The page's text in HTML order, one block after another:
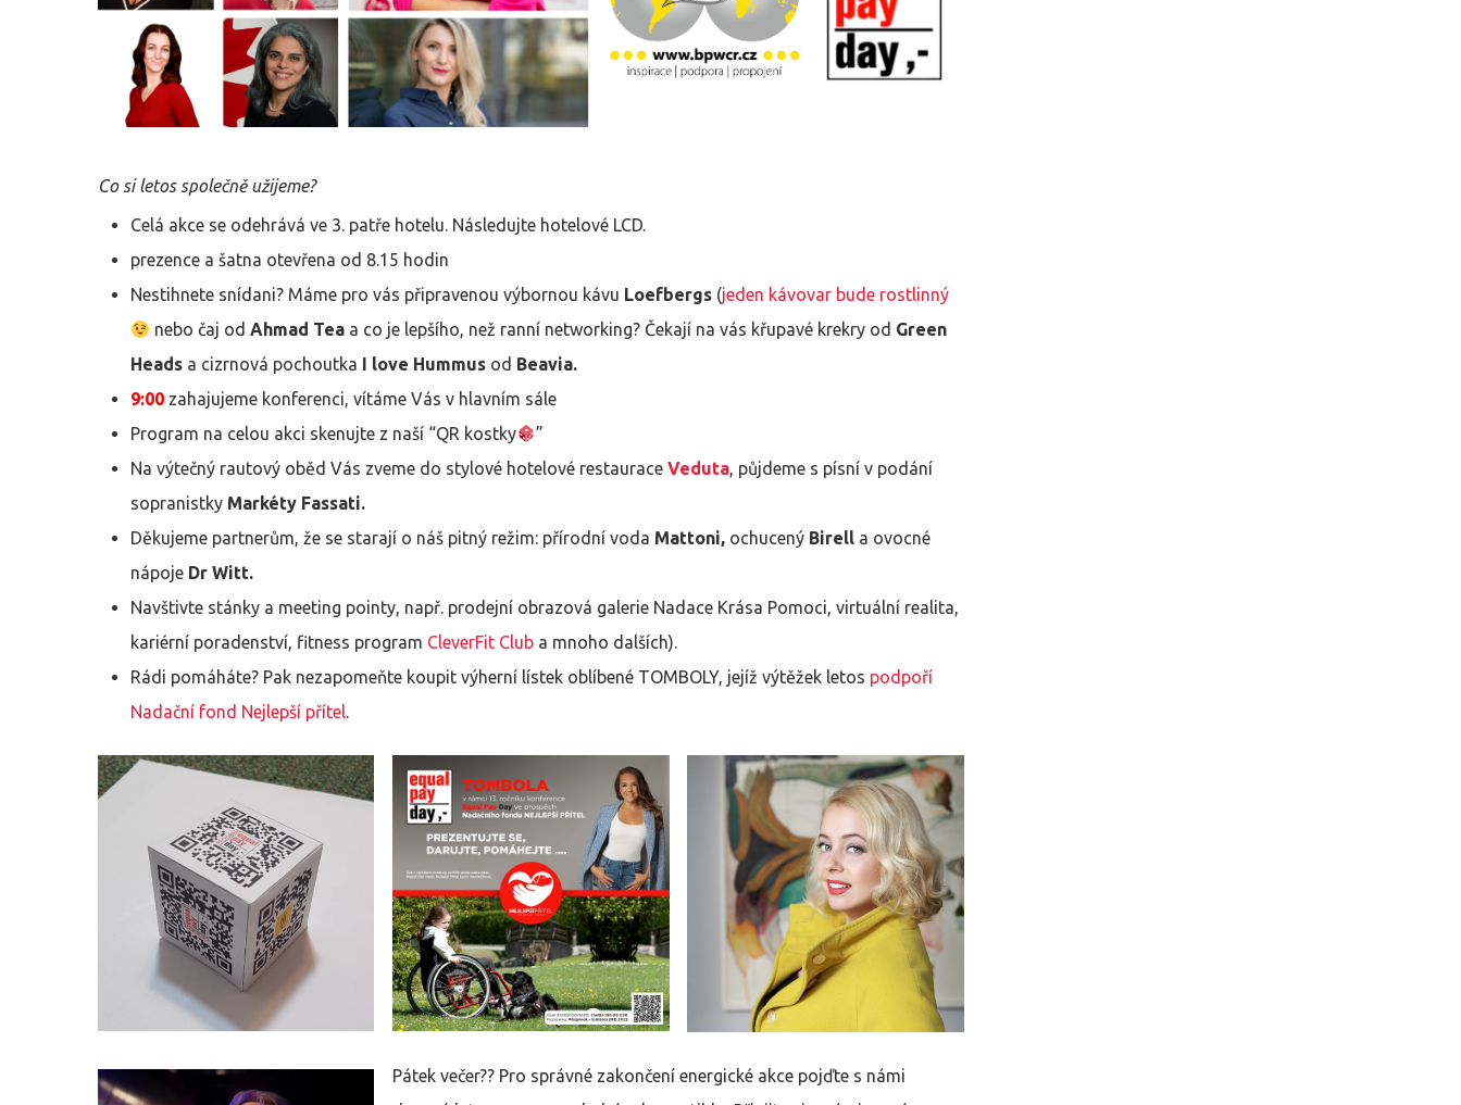
Co si letos společně užijeme?
Celá akce se odehrává ve 3. patře hotelu. Následujte hotelové LCD.
prezence a šatna otevřena od 8.15 hodin
Nestihnete snídani? Máme pro vás připravenou výbornou kávu Loefbergs (jeden kávovar bude rostlinný
nebo čaj odAhmad Tea a co je lepšího, než ranní networking? Čekají na vás křupavé krekry od Green
Heads a cizrnová pochoutka I love Hummus od Beavia.
9:00 zahajujeme konferenci, vítáme Vás v hlavním sále
Program na celou akci skenujte z naší “QR kostky
”
Na výtečný rautový oběd Vás zveme do stylové hotelové restaurace Veduta, půjdeme s písní v podání
sopranistky Markéty Fassati.
Děkujeme partnerům, že se starají o náš pitný režim: přírodní voda Mattoni, ochucený Birell a ovocné
nápoje Dr Witt.
Navštivte stánky a meeting pointy, např. prodejní obrazová galerie Nadace Krása Pomoci, virtuální realita,
kariérní poradenství, fitness program CleverFit Club a mnoho dalších).
Rádi pomáháte? Pak nezapomeňte koupit výherní lístek oblíbené TOMBOLY, jejíž výtěžek letos podpoří
Nadační fond Nejlepší přítel.
Pátek večer?? Pro správné zakončení energické akce pojďte s námi